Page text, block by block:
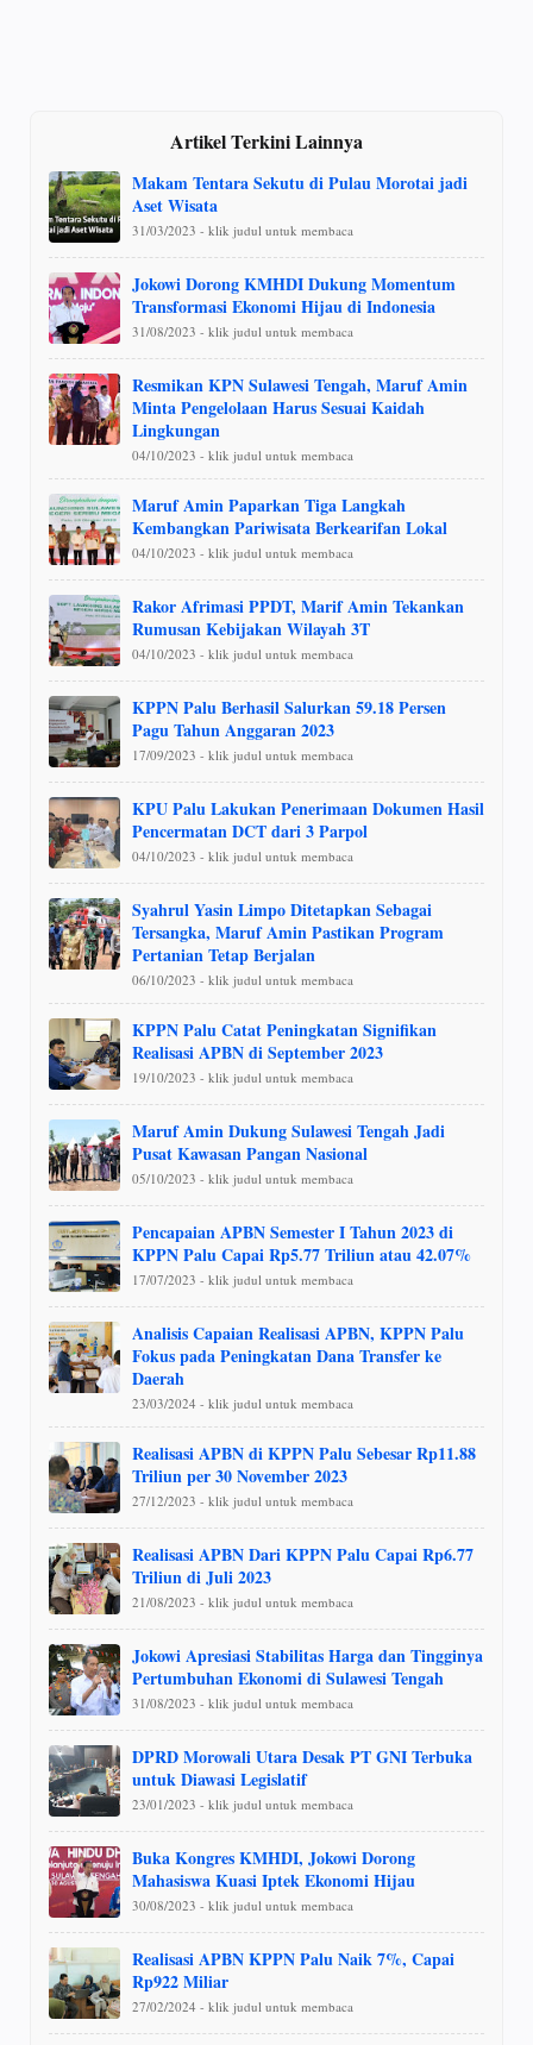
Artikel Terkini Lainnya
Makam Tentara Sekutu di Pulau Morotai jadi
Aset Wisata
31/03/2023 - klik judul untuk membaca
Jokowi Dorong KMHDI Dukung Momentum
Transformasi Ekonomi Hijau di Indonesia
31/08/2023 - klik judul untuk membaca
Resmikan KPN Sulawesi Tengah, Maruf Amin
Minta Pengelolaan Harus Sesuai Kaidah
Lingkungan
04/10/2023 - klik judul untuk membaca
Maruf Amin Paparkan Tiga Langkah
Kembangkan Pariwisata Berkearifan Lokal
04/10/2023 - klik judul untuk membaca
Rakor Afrimasi PPDT, Marif Amin Tekankan
Rumusan Kebijakan Wilayah 3T
04/10/2023 - klik judul untuk membaca
KPPN Palu Berhasil Salurkan 59.18 Persen
Pagu Tahun Anggaran 2023
17/09/2023 - klik judul untuk membaca
KPU Palu Lakukan Penerimaan Dokumen Hasil
Pencermatan DCT dari 3 Parpol
04/10/2023 - klik judul untuk membaca
Syahrul Yasin Limpo Ditetapkan Sebagai
Tersangka, Maruf Amin Pastikan Program
Pertanian Tetap Berjalan
06/10/2023 - klik judul untuk membaca
KPPN Palu Catat Peningkatan Signifikan
Realisasi APBN di September 2023
19/10/2023 - klik judul untuk membaca
Maruf Amin Dukung Sulawesi Tengah Jadi
Pusat Kawasan Pangan Nasional
05/10/2023 - klik judul untuk membaca
Pencapaian APBN Semester I Tahun 2023 di
KPPN Palu Capai Rp5.77 Triliun atau 42.07%
17/07/2023 - klik judul untuk membaca
Analisis Capaian Realisasi APBN, KPPN Palu
Fokus pada Peningkatan Dana Transfer ke
Daerah
23/03/2024 - klik judul untuk membaca
Realisasi APBN di KPPN Palu Sebesar Rp11.88
Triliun per 30 November 2023
27/12/2023 - klik judul untuk membaca
Realisasi APBN Dari KPPN Palu Capai Rp6.77
Triliun di Juli 2023
21/08/2023 - klik judul untuk membaca
Jokowi Apresiasi Stabilitas Harga dan Tingginya
Pertumbuhan Ekonomi di Sulawesi Tengah
31/08/2023 - klik judul untuk membaca
DPRD Morowali Utara Desak PT GNI Terbuka
untuk Diawasi Legislatif
23/01/2023 - klik judul untuk membaca
Buka Kongres KMHDI, Jokowi Dorong
Mahasiswa Kuasi Iptek Ekonomi Hijau
30/08/2023 - klik judul untuk membaca
Realisasi APBN KPPN Palu Naik 7%, Capai
Rp922 Miliar
27/02/2024 - klik judul untuk membaca